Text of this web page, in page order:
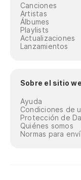
Canciones
Artistas
Álbumes
Playlists
Actualizaciones
Lanzamientos
Sobre el sitio
Ayuda
Condiciones de
Protección de
Quiénes somos
Normas para